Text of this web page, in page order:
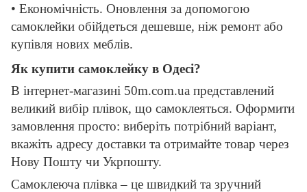
• Економічність. Оновлення за допомогою
самоклейки обійдеться дешевше, ніж ремонт або
купівля нових меблів.
Як купити самоклейку в Одесі?
В інтернет-магазині 50m.com.ua представлений
великий вибір плівок, що самоклеяться. Оформити
замовлення просто: виберіть потрібний варіант,
вкажіть адресу доставки та отримайте товар через
Нову Пошту чи Укрпошту.
Самоклеюча плівка – це швидкий та зручний